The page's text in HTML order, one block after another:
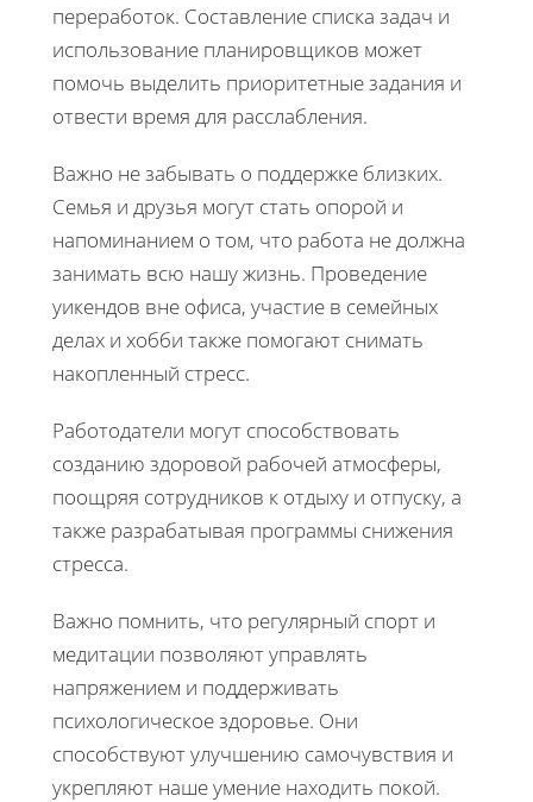
переработок. Составление списка задач и
использование планировщиков может
помочь выделить приоритетные задания и
отвести время для расслабления.
Важно не забывать о поддержке близких.
Семья и друзья могут стать опорой и
напоминанием о том, что работа не должна
занимать всю нашу жизнь. Проведение
уикендов вне офиса, участие в семейных
делах и хобби также помогают снимать
накопленный стресс.
Работодатели могут способствовать
созданию здоровой рабочей атмосферы,
поощряя сотрудников к отдыху и отпуску, а
также разрабатывая программы снижения
стресса.
Важно помнить, что регулярный спорт и
медитации позволяют управлять
напряжением и поддерживать
психологическое здоровье. Они
способствуют улучшению самочувствия и
укрепляют наше умение находить покой.